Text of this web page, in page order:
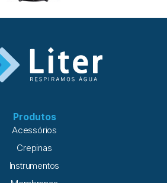
Produtos
Acessórios
Crepinas
Instrumentos